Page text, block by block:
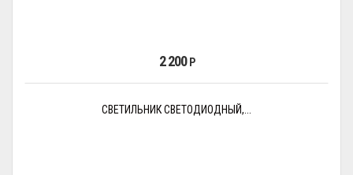
2 200 Р
СВЕТИЛЬНИК СВЕТОДИОДНЫЙ,...